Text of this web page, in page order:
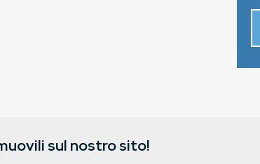
sul nostro sito!